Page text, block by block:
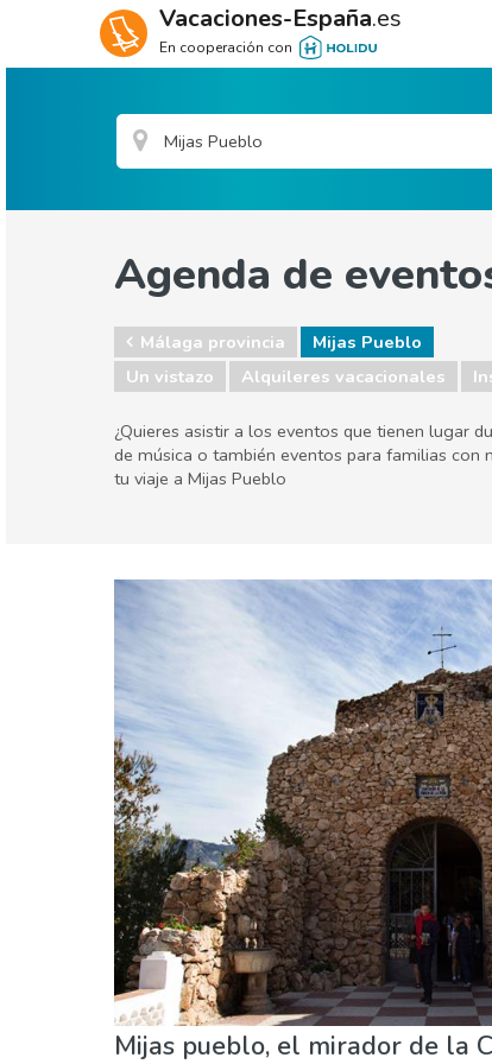
Vacaciones-España.es
En cooperación con
Agenda de
Málaga provincia
Mijas Pueblo
Un vistazo
Alquileres vacacionales
¿Quieres asistir a los eventos que tienen lugar
de música o también eventos para familias
tu viaje a Mijas Pueblo
Agenda de eventos
Museos & Arte
Mijas pueblo, el mirador de la